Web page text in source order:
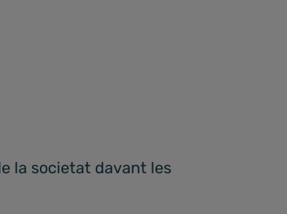
la societat davant les